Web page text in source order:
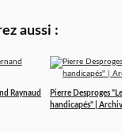
aussi :
Raynaud
Pierre Desproges
handicapés" |